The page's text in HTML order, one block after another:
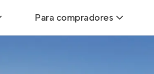
Para compradores